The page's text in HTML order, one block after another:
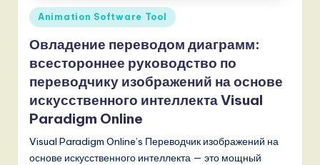
r
e
a
n
d
D
Опубликовано
Animation Software Tool
Овладение переводом диаграмм:
всестороннее руководство по
переводчику изображений на основе
искусственного интеллекта Visual
Paradigm Online
Visual Paradigm Online’s Переводчик изображений на
основе искусственного интеллекта — это мощный